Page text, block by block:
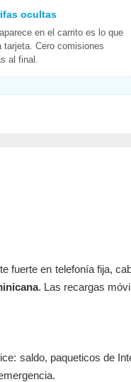
ocultas
en el carrito es lo que
tarjeta. Cero comisiones
al final.
fuerte en telefonía fija,
. Las recargas
saldo, paqueticos de